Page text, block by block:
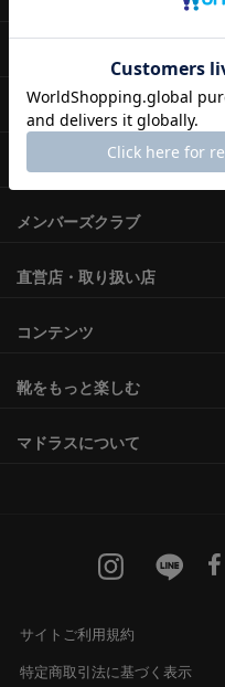
その他カテゴリ
ご利用ガイド
メンバーズクラブ
直営店・取り扱い店
コンテンツ
靴をもっと楽しむ
マドラスについて
サイトご利用規約
特定商取引法に基づく表示